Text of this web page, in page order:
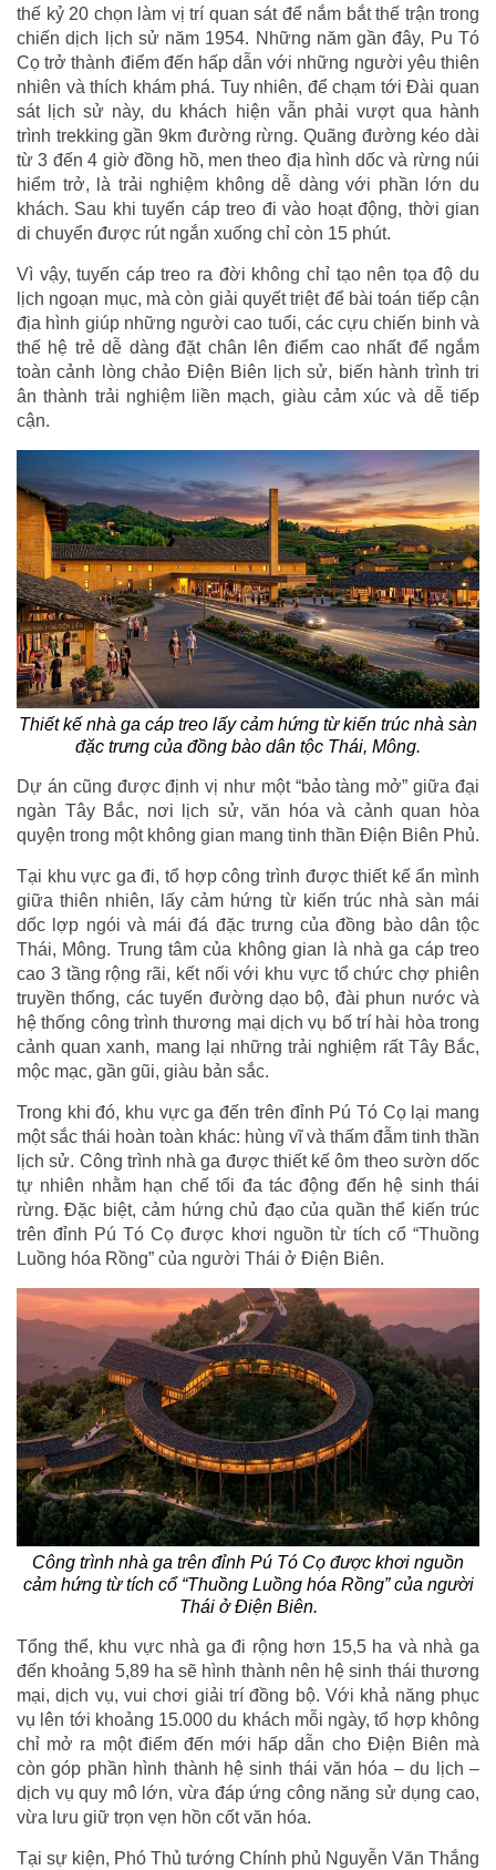
thế kỷ 20 chọn làm vị trí quan sát để nắm bắt thế trận trong
chiến dịch lịch sử năm 1954. Những năm gần đây, Pu Tó
Cọ trở thành điểm đến hấp dẫn với những người yêu thiên
nhiên và thích khám phá. Tuy nhiên, để chạm tới Đài quan
sát lịch sử này, du khách hiện vẫn phải vượt qua hành
trình trekking gần 9km đường rừng. Quãng đường kéo dài
từ 3 đến 4 giờ đồng hồ, men theo địa hình dốc và rừng núi
hiểm trở, là trải nghiệm không dễ dàng với phần lớn du
khách. Sau khi tuyến cáp treo đi vào hoạt động, thời gian
di chuyển được rút ngắn xuống chỉ còn 15 phút.
Vì vậy, tuyến cáp treo ra đời không chỉ tạo nên tọa độ du
lịch ngoạn mục, mà còn giải quyết triệt để bài toán tiếp cận
địa hình giúp những người cao tuổi, các cựu chiến binh và
thế hệ trẻ dễ dàng đặt chân lên điểm cao nhất để ngắm
toàn cảnh lòng chảo Điện Biên lịch sử, biến hành trình tri
ân thành trải nghiệm liền mạch, giàu cảm xúc và dễ tiếp
cận.
Thiết kế nhà ga cáp treo lấy cảm hứng từ kiến trúc nhà sàn
đặc trưng của đồng bào dân tộc Thái, Mông.
Dự án cũng được định vị như một “bảo tàng mở” giữa đại
ngàn Tây Bắc, nơi lịch sử, văn hóa và cảnh quan hòa
quyện trong một không gian mang tinh thần Điện Biên Phủ.
Tại khu vực ga đi, tổ hợp công trình được thiết kế ẩn mình
giữa thiên nhiên, lấy cảm hứng từ kiến trúc nhà sàn mái
dốc lợp ngói và mái đá đặc trưng của đồng bào dân tộc
Thái, Mông. Trung tâm của không gian là nhà ga cáp treo
cao 3 tầng rộng rãi, kết nối với khu vực tổ chức chợ phiên
truyền thống, các tuyến đường dạo bộ, đài phun nước và
hệ thống công trình thương mại dịch vụ bố trí hài hòa trong
cảnh quan xanh, mang lại những trải nghiệm rất Tây Bắc,
mộc mạc, gần gũi, giàu bản sắc.
Trong khi đó, khu vực ga đến trên đỉnh Pú Tó Cọ lại mang
một sắc thái hoàn toàn khác: hùng vĩ và thấm đẫm tinh thần
lịch sử. Công trình nhà ga được thiết kế ôm theo sườn dốc
tự nhiên nhằm hạn chế tối đa tác động đến hệ sinh thái
rừng. Đặc biệt, cảm hứng chủ đạo của quần thể kiến trúc
trên đỉnh Pú Tó Cọ được khơi nguồn từ tích cổ “Thuồng
Luồng hóa Rồng” của người Thái ở Điện Biên.
Công trình nhà ga trên đỉnh Pú Tó Cọ được khơi nguồn
cảm hứng từ tích cổ “Thuồng Luồng hóa Rồng” của người
Thái ở Điện Biên.
Tổng thể, khu vực nhà ga đi rộng hơn 15,5 ha và nhà ga
đến khoảng 5,89 ha sẽ hình thành nên hệ sinh thái thương
mại, dịch vụ, vui chơi giải trí đồng bộ. Với khả năng phục
vụ lên tới khoảng 15.000 du khách mỗi ngày, tổ hợp không
chỉ mở ra một điểm đến mới hấp dẫn cho Điện Biên mà
còn góp phần hình thành hệ sinh thái văn hóa – du lịch –
dịch vụ quy mô lớn, vừa đáp ứng công năng sử dụng cao,
vừa lưu giữ trọn vẹn hồn cốt văn hóa.
Tại sự kiện, Phó Thủ tướng Chính phủ Nguyễn Văn Thắng